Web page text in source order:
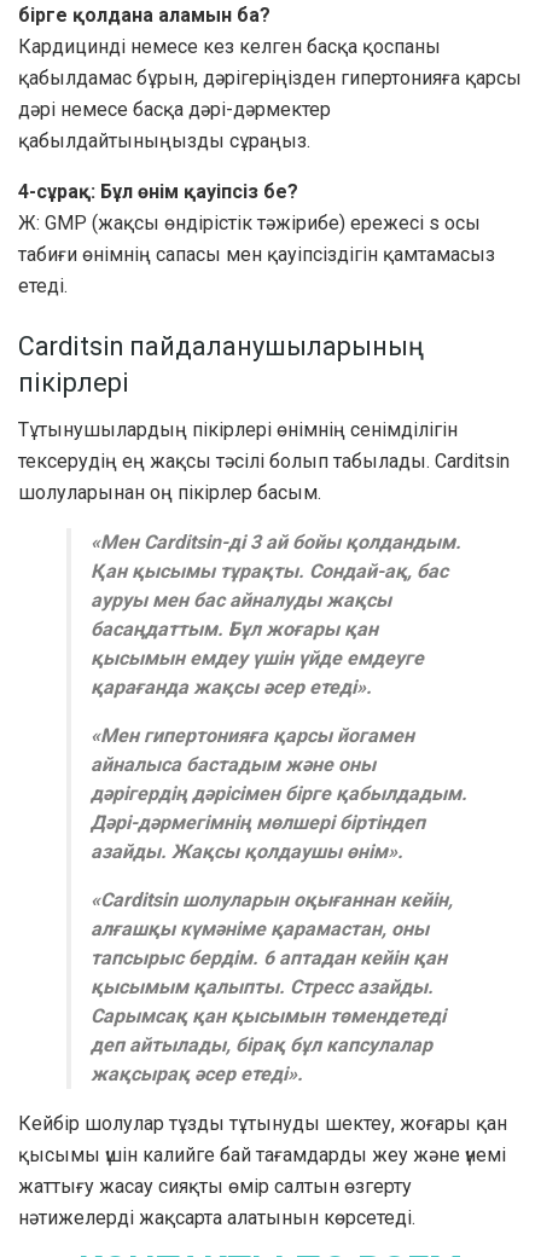
бірге қолдана аламын ба?
Кардицинді немесе кез келген басқа қоспаны
қабылдамас бұрын, дәрігеріңізден гипертонияға қарсы
дәрі немесе басқа дәрі-дәрмектер
қабылдайтыныңызды сұраңыз.
4-сұрақ: Бұл өнім қауіпсіз бе?
Ж: GMP (жақсы өндірістік тәжірибе) ережесі s осы
табиғи өнімнің сапасы мен қауіпсіздігін қамтамасыз
етеді.
Carditsin пайдаланушыларының
пікірлері
Тұтынушылардың пікірлері өнімнің сенімділігін
тексерудің ең жақсы тәсілі болып табылады. Carditsin
шолуларынан оң пікірлер басым.
«Мен Carditsin-ді 3 ай бойы қолдандым.
Қан қысымы тұрақты. Сондай-ақ, бас
ауруы мен бас айналуды жақсы
басаңдаттым. Бұл жоғары қан
қысымын емдеу үшін үйде емдеуге
қарағанда жақсы әсер етеді».
«Мен гипертонияға қарсы йогамен
айналыса бастадым және оны
дәрігердің дәрісімен бірге қабылдадым.
Дәрі-дәрмегімнің мөлшері біртіндеп
азайды. Жақсы қолдаушы өнім».
«Carditsin шолуларын оқығаннан кейін,
алғашқы күмәніме қарамастан, оны
тапсырыс бердім. 6 аптадан кейін қан
қысымым қалыпты. Стресс азайды.
Сарымсақ қан қысымын төмендетеді
деп айтылады, бірақ бұл капсулалар
жақсырақ әсер етеді».
Кейбір шолулар тұзды тұтынуды шектеу, жоғары қан
қысымы үшін калийге бай тағамдарды жеу және үнемі
жаттығу жасау сияқты өмір салтын өзгерту
нәтижелерді жақсарта алатынын көрсетеді.